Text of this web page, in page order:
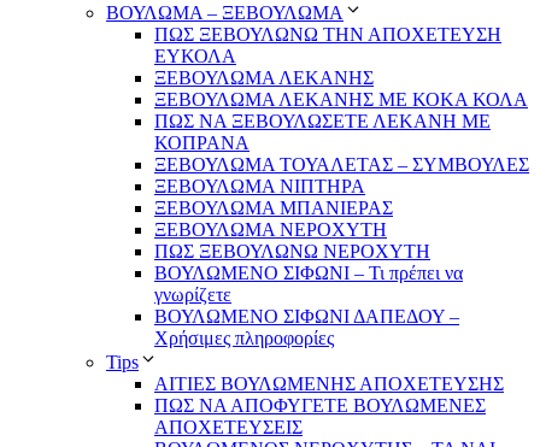
ΒΟΥΛΩΜΑ – ΞΕΒΟΥΛΩΜΑ
ΠΩΣ ΞΕΒΟΥΛΩΝΩ ΤΗΝ ΑΠΟΧΕΤΕΥΣΗ
ΕΥΚΟΛΑ
ΞΕΒΟΥΛΩΜΑ ΛΕΚΑΝΗΣ
ΞΕΒΟΥΛΩΜΑ ΛΕΚΑΝΗΣ ΜΕ ΚΟΚΑ ΚΟΛΑ
ΠΩΣ ΝΑ ΞΕΒΟΥΛΩΣΕΤΕ ΛΕΚΑΝΗ ΜΕ
ΚΟΠΡΑΝΑ
ΞΕΒΟΥΛΩΜΑ ΤΟΥΑΛΕΤΑΣ – ΣΥΜΒΟΥΛΕΣ
ΞΕΒΟΥΛΩΜΑ ΝΙΠΤΗΡΑ
ΞΕΒΟΥΛΩΜΑ ΜΠΑΝΙΕΡΑΣ
ΞΕΒΟΥΛΩΜΑ ΝΕΡΟΧΥΤΗ
ΠΩΣ ΞΕΒΟΥΛΩΝΩ ΝΕΡΟΧΥΤΗ
ΒΟΥΛΩΜΕΝΟ ΣΙΦΩΝΙ – Τι πρέπει να
γνωρίζετε
ΒΟΥΛΩΜΕΝΟ ΣΙΦΩΝΙ ΔΑΠΕΔΟΥ –
Χρήσιμες πληροφορίες
Tips
ΑΙΤΙΕΣ ΒΟΥΛΩΜΕΝΗΣ ΑΠΟΧΕΤΕΥΣΗΣ
ΠΩΣ ΝΑ ΑΠΟΦΥΓΕΤΕ ΒΟΥΛΩΜΕΝΕΣ
ΑΠΟΧΕΤΕΥΣΕΙΣ